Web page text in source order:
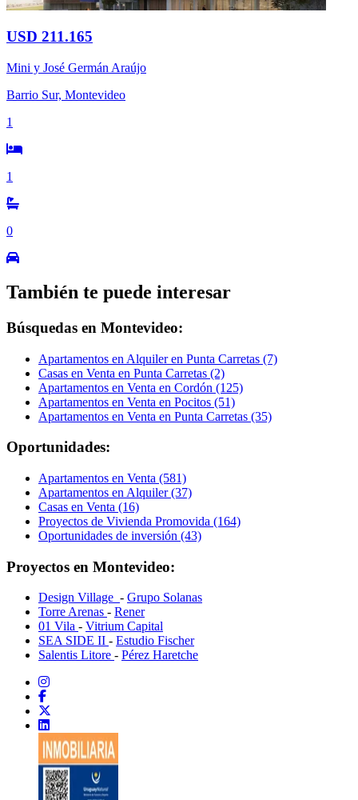
USD 211.165
Mini y José Germán Araújo
Barrio Sur, Montevideo
1
1
0
También te puede interesar
Búsquedas en Montevideo:
Apartamentos en Alquiler en Punta Carretas (7)
Casas en Venta en Punta Carretas (2)
Apartamentos en Venta en Cordón (125)
Apartamentos en Venta en Pocitos (51)
Apartamentos en Venta en Punta Carretas (35)
Oportunidades:
Apartamentos en Venta (581)
Apartamentos en Alquiler (37)
Casas en Venta (16)
Proyectos de Vivienda Promovida (164)
Oportunidades de inversión (43)
Proyectos en Montevideo:
Design Village - Grupo Solanas
Torre Arenas - Rener
01 Vila - Vitrium Capital
SEA SIDE II - Estudio Fischer
Salentis Litore - Pérez Haretche